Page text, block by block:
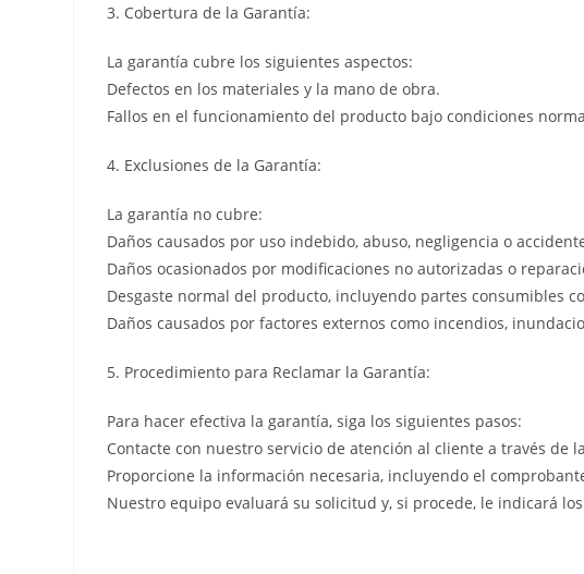
3. Cobertura de la Garantía:
La garantía cubre los siguientes aspectos:
Defectos en los materiales y la mano de obra.
Fallos en el funcionamiento del producto bajo condiciones
4. Exclusiones de la Garantía:
La garantía no cubre:
Daños causados por uso indebido, abuso, negligencia o
Daños ocasionados por modificaciones no autorizadas o
Desgaste normal del producto, incluyendo partes consumibles
Daños causados por factores externos como incendios,
5. Procedimiento para Reclamar la Garantía:
Para hacer efectiva la garantía, siga los siguientes pasos:
Contacte con nuestro servicio de atención al cliente a través de
Proporcione la información necesaria, incluyendo el
Nuestro equipo evaluará su solicitud y, si procede, le indicará